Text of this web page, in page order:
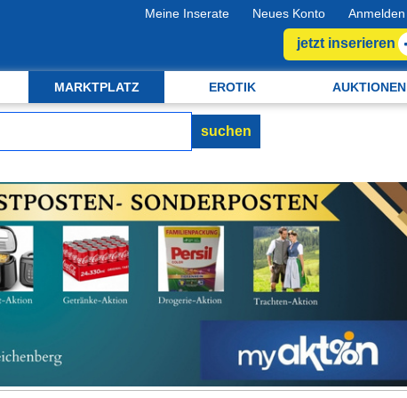
Meine Inserate Neues Konto Anmelden
jetzt inserieren
MARKTPLATZ EROTIK AUKTIONEN
suchen